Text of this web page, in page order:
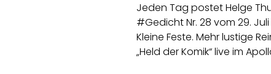
Jeden Tag postet Helge
#Gedicht Nr. 28 vom 29.
Kleine Feste. Mehr lustige
„Held der Komik“ live im